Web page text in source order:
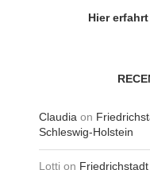
Hier
Claudia on
Schleswig-Holstein
Lotti on